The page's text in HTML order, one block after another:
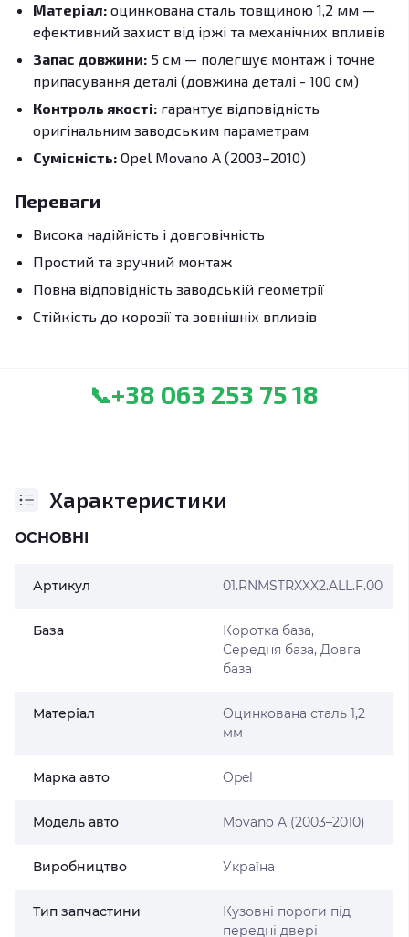
Матеріал: оцинкована сталь товщиною 1,2 мм —
ефективний захист від іржі та механічних впливів
Запас довжини: 5 см — полегшує монтаж і точне
припасування деталі (довжина деталі - 100 см)
Контроль якості: гарантує відповідність
оригінальним заводським параметрам
Сумісність: Opel Movano A (2003–2010)
Переваги
Висока надійність і довговічність
Простий та зручний монтаж
Повна відповідність заводській геометрії
Стійкість до корозії та зовнішніх впливів
📞+38 063 253 75 18
Характеристики
ОСНОВНІ
Артикул 01.RNMSTRXXX2.ALL.F.00
База
Коротка база,
Середня база, Довга
база
Матеріал
Оцинкована сталь 1,2
мм
Марка авто Opel
Модель авто Movano A (2003–2010)
Виробництво Україна
Тип запчастини
Кузовні пороги під
передні двері